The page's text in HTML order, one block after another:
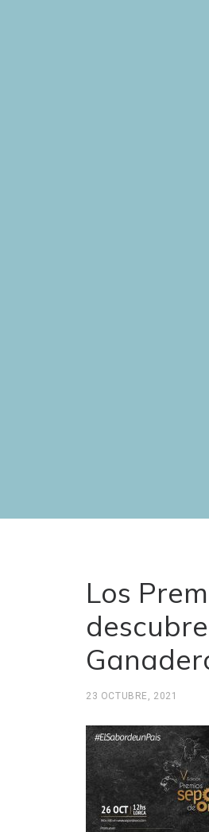
Los
23 OCTUBRE, 2021